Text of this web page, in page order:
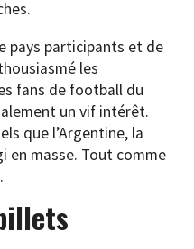
pays participants et de
les
fans de football du
un vif intérêt.
que l’Argentine, la
en masse. Tout comme